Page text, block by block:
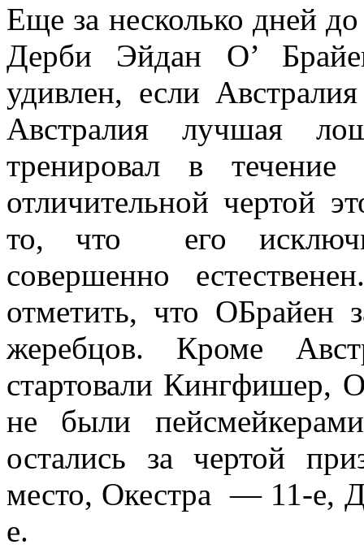
Еще за несколько дней
Дерби Эйдан О’
удивлен, если
Австралия лучшая
тренировал в
отличительной чертой
то, что его
совершенно
отметить, что ОБрайен
жеребцов. Кроме
стартовали Кингфишер,
не были
остались за чертой
место, Окестра — 11-е,
е.